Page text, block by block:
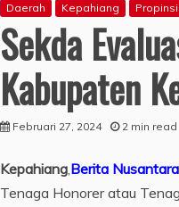
Daerah Kepahiang
Sekda
Kabupaten
Februari 27, 2024 2 min read
Kepahiang,Berita
Tenaga Honorer atau